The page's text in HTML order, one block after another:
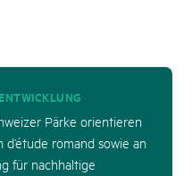
Pärke orientieren
d’étude romand sowie an
für nachhaltige